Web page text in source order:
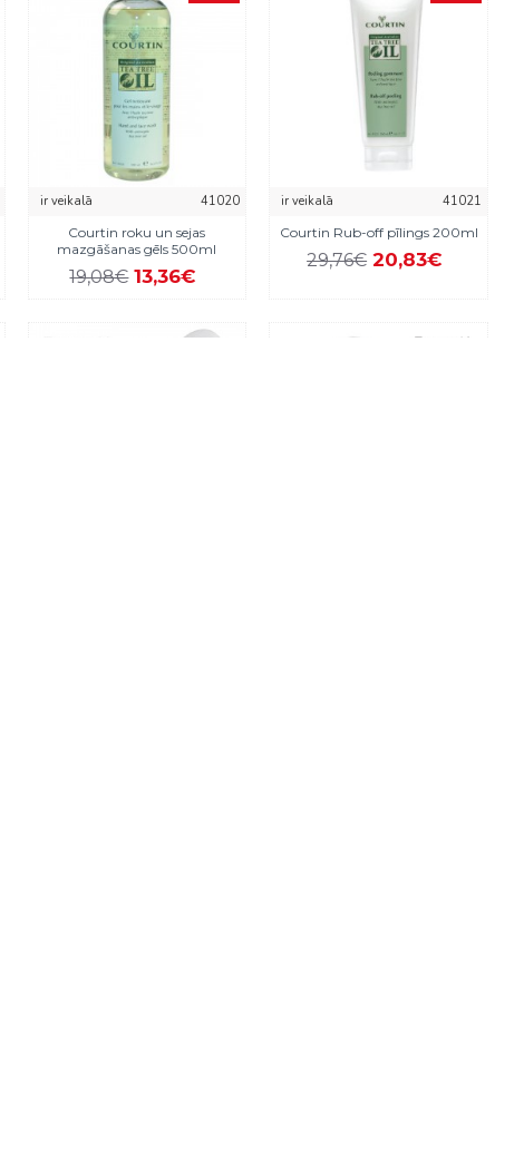
ir veikalā
41020
Courtin roku un sejas
mazgāšanas gēls 500ml
19,08€ 13,36€
ir veikalā
41021
Courtin Rub-off pīlings 200ml
29,76€ 20,83€